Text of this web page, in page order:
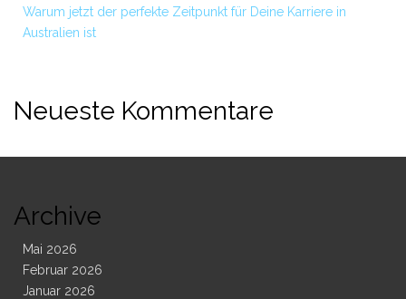
Warum jetzt der perfekte Zeitpunkt für Deine Karriere in
Australien ist
Neueste Kommentare
Archive
Mai 2026
Februar 2026
Januar 2026